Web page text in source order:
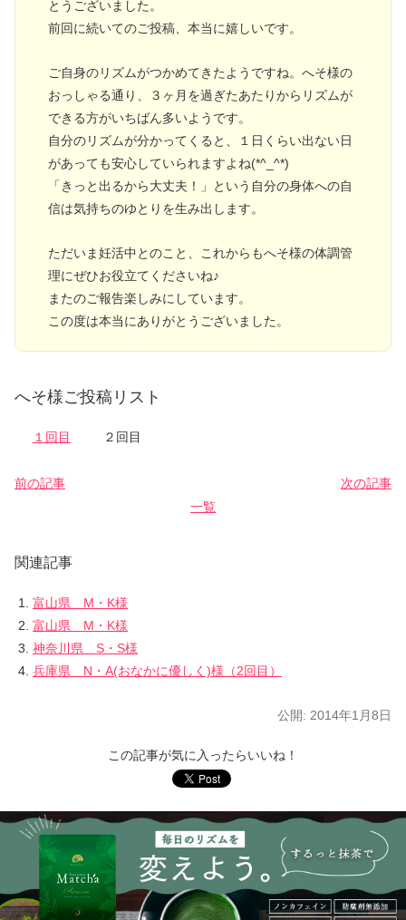
とうございました。
前回に続いてのご投稿、本当に嬉しいです。
ご自身のリズムがつかめてきたようですね。へそ様の
おっしゃる通り、３ヶ月を過ぎたあたりからリズムが
できる方がいちばん多いようです。
自分のリズムが分かってくると、１日くらい出ない日
があっても安心していられますよね(*^_^*)
「きっと出るから大丈夫！」という自分の身体への自
信は気持ちのゆとりを生み出します。
ただいま妊活中とのこと、これからもへそ様の体調管
理にぜひお役立てくださいね♪
またのご報告楽しみにしています。
この度は本当にありがとうございました。
へそ様ご投稿リスト
１回目 ２回目
前の記事
次の記事
一覧
関連記事
富山県 M・K様
富山県 M・K様
神奈川県 S・S様
兵庫県 N・A(おなかに優しく)様（2回目）
公開: 2014年1月8日